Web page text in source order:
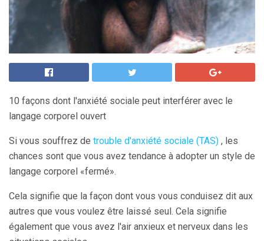
10 façons dont l'anxiété sociale peut interférer avec le
langage corporel ouvert
Si vous souffrez de trouble d'anxiété sociale (TAS) , les
chances sont que vous avez tendance à adopter un style de
langage corporel «fermé».
Cela signifie que la façon dont vous vous conduisez dit aux
autres que vous voulez être laissé seul. Cela signifie
également que vous avez l'air anxieux et nerveux dans les